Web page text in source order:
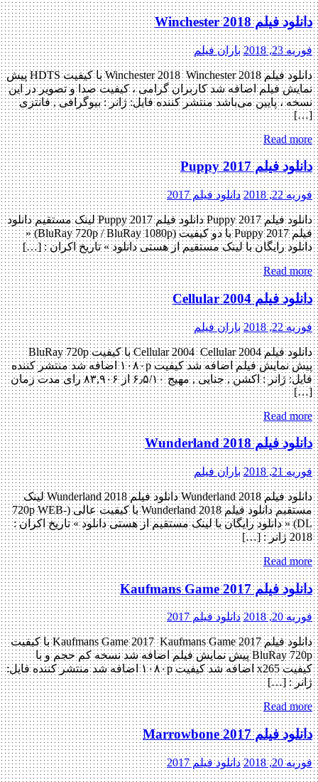
دانلود فیلم Winchester 2018
فوریه 23, 2018 باران فیلم
دانلود فیلم Winchester 2018 Winchester 2018 با کیفیت HDTS پیش
نمایش فیلم اضافه شد کاربران گرامی ، کیفیت صدا و تصویر در این
نسخه ، پایین می‌باشد منتشر کننده فایل: ژانر : بیوگرافی , فانتزی
[…]
Read more
دانلود فیلم Puppy 2017
فوریه 22, 2018 دانلود فیلم 2017
دانلود فیلم Puppy 2017 دانلود فیلم Puppy 2017 لینک مستقیم دانلود
فیلم Puppy 2017 با دو کیفیت (BluRay 720p / BluRay 1080p) «
دانلود رایگان با لینک مستقیم از هستی دانلود » تاریخ اکران : […]
Read more
دانلود فیلم Cellular 2004
فوریه 22, 2018 باران فیلم
دانلود فیلم Cellular 2004 Cellular 2004 با کیفیت BluRay 720p
پیش نمایش فیلم اضافه شد کیفیت ۱۰۸۰p اضافه شد منتشر کننده
فایل: ژانر : اکشن , جنایی , مهیج ۶٫۵/۱۰ از ۸۳,۹۰۶ رای مدت زمان
[…]
Read more
دانلود فیلم Wunderland 2018
فوریه 21, 2018 باران فیلم
دانلود فیلم Wunderland 2018 دانلود فیلم Wunderland 2018 لینک
مستقیم دانلود فیلم Wunderland 2018 با کیفیت عالی (720p WEB-
DL) « دانلود رایگان با لینک مستقیم از هستی دانلود » تاریخ اکران :
2018 ژانر : […]
Read more
دانلود فیلم Kaufmans Game 2017
فوریه 20, 2018 دانلود فیلم 2017
دانلود فیلم Kaufmans Game 2017 Kaufmans Game 2017 با کیفیت
BluRay 720p پیش نمایش فیلم اضافه شد نسخه کم حجم و با
کیفیت x265 اضافه شد کیفیت ۱۰۸۰p اضافه شد منتشر کننده فایل:
ژانر : […]
Read more
دانلود فیلم Marrowbone 2017
فوریه 20, 2018 دانلود فیلم 2017